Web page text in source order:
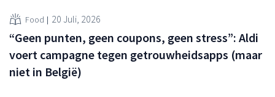
Food 20 Juli, 2026
“Geen punten, geen coupons, geen stress”: Aldi
voert campagne tegen getrouwheidsapps (maar
niet in België)